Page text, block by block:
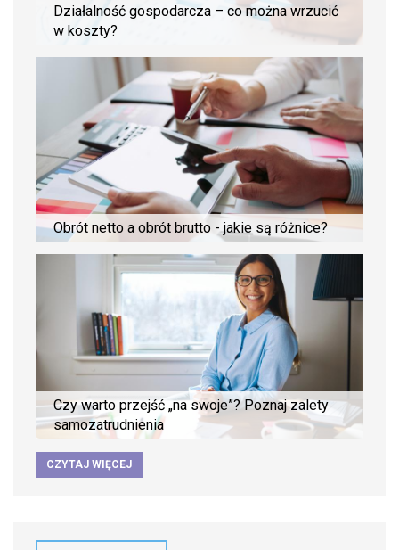
Działalność gospodarcza – co można wrzucić
w koszty?
Obrót netto a obrót brutto - jakie są różnice?
Czy warto przejść „na swoje”? Poznaj zalety
samozatrudnienia
CZYTAJ WIĘCEJ